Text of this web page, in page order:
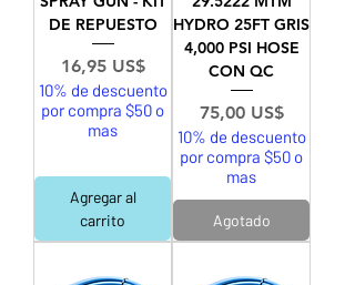
DE REPUESTO
Precio
16,95 US$
10% de descuento
por compra $50 o
mas
Agregar al
carrito
HYDRO 25FT GRIS
4,000 PSI HOSE
CON QC
Precio
75,00 US$
10% de descuento
por compra $50 o
mas
Agotado